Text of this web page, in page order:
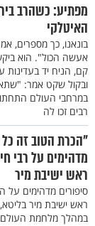
מפתיע: כשהרב
האיטלקי
בונאנו, כך מספרים,
אעשה הכול". הוא
קם, הניח יד
ובקול שקט אמר:
במרחבי העולם
רבים זכו לה
"הכרת הטוב זה
מדהימים על רבי
ראש ישיבת מיר
סיפורים מדהימים על
ראש ישיבת מיר
במהלך מלחמת